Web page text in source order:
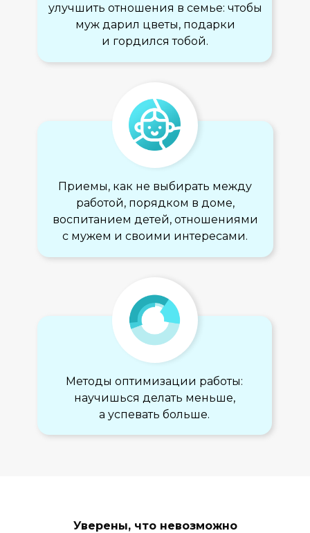
Приемы, как не выбирать между
работой, порядком в доме,
воспитанием детей, отношениями
с мужем и своими интересами.
улучшить отношения в семье: чтобы
муж дарил цветы, подарки
и гордился тобой.
Методы оптимизации работы:
научишься делать меньше,
а успевать больше.
Уверены, что невозможно